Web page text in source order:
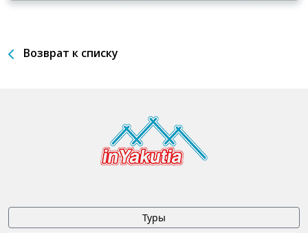
Возврат к списку
Туры